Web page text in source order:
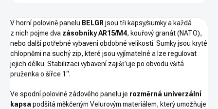
V horní polovině panelu BELGRjsou tři kapsy/sumky a každá
z nich pojme dva zásobníky AR15/M4, kouřový granát (NATO),
nebo další potřebné vybavení obdobné velikosti. Sumky jsou kryté
chlopněmi na suchý zip, které jsou vyjímatelné a lze regulovat
jejich délku. Stabilizaci vybavení zajišťuje po obvodu všitá
pruženka o šířce 1“.
Ve spodní polovině zádového panelu je rozměrná univerzální
kapsapodšitá měkčeným Velurovým materiálem, který umožňuje